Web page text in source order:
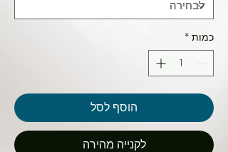
כמות *
הוסף לסל
לקנייה מהירה